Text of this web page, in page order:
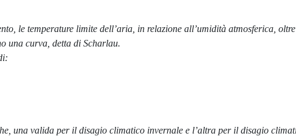
le temperature limite dell’aria, in relazione all’umidità atmosferica,
una curva, detta di Scharlau.
una valida per il disagio climatico invernale e l’altra per il disagio